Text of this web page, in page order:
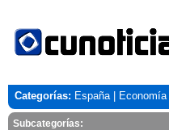
Categorías: España| Economía|
Subcategorías: